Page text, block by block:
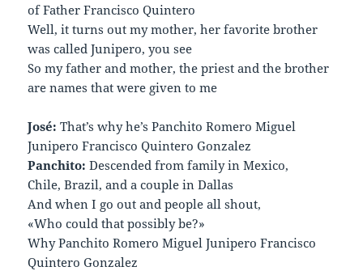
of Father Francisco Quintero
Well, it turns out my mother, her favorite brother
was called Junipero, you see
So my father and mother, the priest and the brother
are names that were given to me
José: That’s why he’s Panchito Romero Miguel
Junipero Francisco Quintero Gonzalez
Panchito: Descended from family in Mexico,
Chile, Brazil, and a couple in Dallas
And when I go out and people all shout,
«Who could that possibly be?»
Why Panchito Romero Miguel Junipero Francisco
Quintero Gonzalez